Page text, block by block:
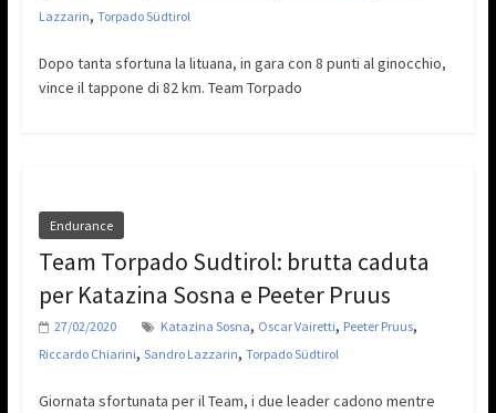
Lazzarin, Torpado Südtirol
Dopo tanta sfortuna la lituana, in gara con 8 punti al ginocchio,
vince il tappone di 82 km. Team Torpado
Endurance
Team Torpado Sudtirol: brutta caduta
per Katazina Sosna e Peeter Pruus
27/02/2020 Katazina Sosna, Oscar Vairetti, Peeter Pruus,
Riccardo Chiarini, Sandro Lazzarin, Torpado Südtirol
Giornata sfortunata per il Team, i due leader cadono mentre